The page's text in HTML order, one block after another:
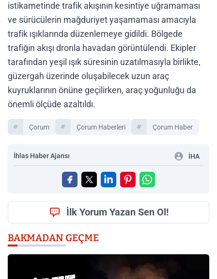
istikametinde trafik akışının kesintiye uğramaması
ve sürücülerin mağduriyet yaşamaması amacıyla
trafik ışıklarında düzenlemeye gidildi. Bölgede
trafiğin akışı dronla havadan görüntülendi. Ekipler
tarafından yeşil ışık süresinin uzatılmasıyla birlikte,
güzergah üzerinde oluşabilecek uzun araç
kuyruklarının önüne geçilirken, araç yoğunluğu da
önemli ölçüde azaltıldı.
Çorum Çorum Haberleri Çorum Haber
İhlas Haber Ajansı İHA
İlk Yorum Yazan Sen Ol!
BAKMADAN GEÇME